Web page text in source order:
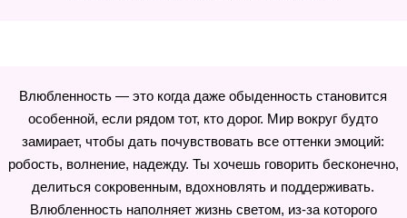
Влюбленность — это когда даже обыденность становится
особенной, если рядом тот, кто дорог. Мир вокруг будто
замирает, чтобы дать почувствовать все оттенки эмоций:
робость, волнение, надежду. Ты хочешь говорить бесконечно,
делиться сокровенным, вдохновлять и поддерживать.
Влюбленность наполняет жизнь светом, из-за которого